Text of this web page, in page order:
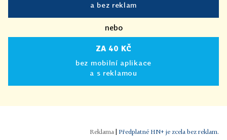
a bez reklam
nebo
ZA 40 KČ
bez mobilní aplikace
a s reklamou
Předplatné HN+ je zcela bez reklam.